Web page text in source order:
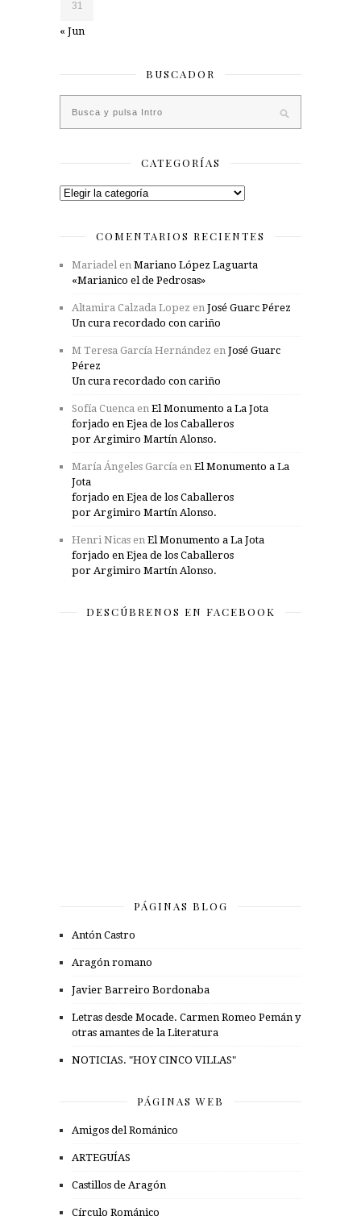
31
« Jun
BUSCADOR
CATEGORÍAS
Categorías
COMENTARIOS RECIENTES
Mariadelen Mariano López Laguarta
«Marianico el de Pedrosas»
Altamira Calzada Lopez en José Guarc Pérez
Un cura recordado con cariño
M Teresa García Hernández en José Guarc
Pérez
Un cura recordado con cariño
Sofía Cuenca en El Monumento a La Jota
forjado en Ejea de los Caballeros
por Argimiro Martín Alonso.
María Ángeles García en El Monumento a La
Jota
forjado en Ejea de los Caballeros
por Argimiro Martín Alonso.
Henri Nicas en El Monumento a La Jota
forjado en Ejea de los Caballeros
por Argimiro Martín Alonso.
DESCÚBRENOS EN FACEBOOK
PÁGINAS BLOG
Antón Castro
Aragón romano
Javier Barreiro Bordonaba
Letras desde Mocade. Carmen Romeo Pemán y
otras amantes de la Literatura
NOTICIAS. "HOY CINCO VILLAS"
PÁGINAS WEB
Amigos del Románico
ARTEGUÍAS
Castillos de Aragón
Círculo Románico